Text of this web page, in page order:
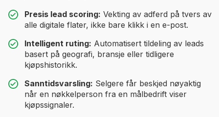
Presis lead scoring: Vekting av adferd på tvers av
alle digitale flater, ikke bare klikk i en e-post.
Intelligent ruting: Automatisert tildeling av leads
basert på geografi, bransje eller tidligere
kjøpshistorikk.
Sanntidsvarsling: Selgere får beskjed nøyaktig
når en nøkkelperson fra en målbedrift viser
kjøpssignaler.